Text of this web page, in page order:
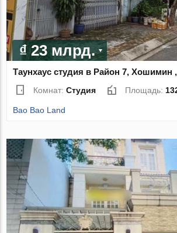
₫ 23 млрд.
Таунхаус студия в Район 7, Хошимин
Комнат:Студия Площадь:
Bao Bao Land